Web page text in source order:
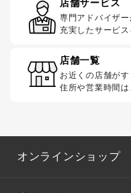
店舗サービス
専門アドバイザー
充実したサービス
店舗一覧
お近くの店舗がす
住所や営業時間は
オンラインショップ